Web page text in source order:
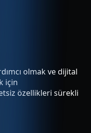
olmak ve dijital
için
özellikleri sürekli